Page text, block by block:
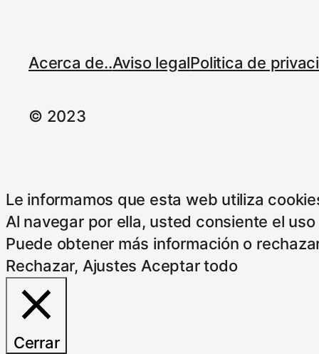
Acerca de..Aviso legalPolitica de
© 2023
Le informamos que esta web utiliza
Al navegar por ella, usted consiente el
Puede obtener más información o
Rechazar, Ajustes Aceptar todo
Cerrar